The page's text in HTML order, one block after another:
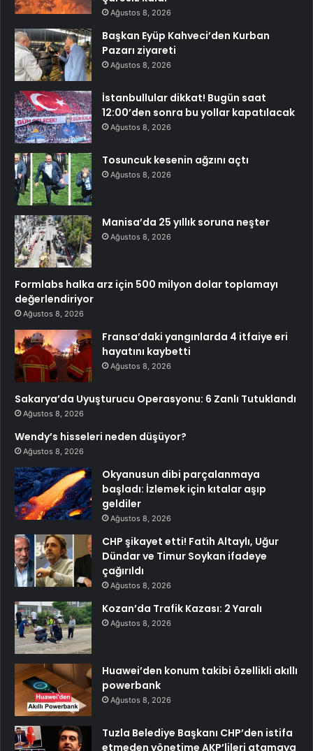
Ağustos 8, 2026
Başkan Eyüp Kahveci’den Kurban
Pazarı ziyareti
Ağustos 8, 2026
İstanbullular dikkat! Bugün saat
12:00’den sonra bu yollar kapatılacak
Ağustos 8, 2026
Tosuncuk kesenin ağzını açtı
Ağustos 8, 2026
Manisa’da 25 yıllık soruna neşter
Ağustos 8, 2026
Formlabs halka arz için 500 milyon dolar toplamayı
değerlendiriyor
Ağustos 8, 2026
Fransa’daki yangınlarda 4 itfaiye eri
hayatını kaybetti
Ağustos 8, 2026
Sakarya’da Uyuşturucu Operasyonu: 6 Zanlı Tutuklandı
Ağustos 8, 2026
Wendy’s hisseleri neden düşüyor?
Ağustos 8, 2026
Okyanusun dibi parçalanmaya
başladı: İzlemek için kıtalar aşıp
geldiler
Ağustos 8, 2026
CHP şikayet etti! Fatih Altaylı, Uğur
Dündar ve Timur Soykan ifadeye
çağırıldı
Ağustos 8, 2026
Kozan’da Trafik Kazası: 2 Yaralı
Ağustos 8, 2026
Huawei’den konum takibi özellikli akıllı
powerbank
Ağustos 8, 2026
Tuzla Belediye Başkanı CHP’den istifa
etmeden yönetime AKP’lileri atamaya